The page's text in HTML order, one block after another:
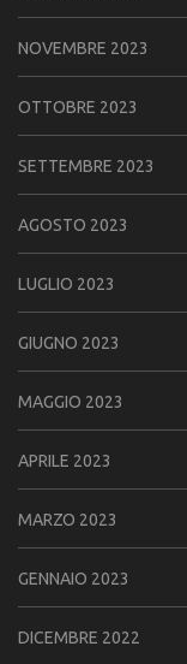
NOVEMBRE 2023
OTTOBRE 2023
SETTEMBRE 2023
AGOSTO 2023
LUGLIO 2023
GIUGNO 2023
MAGGIO 2023
APRILE 2023
MARZO 2023
GENNAIO 2023
DICEMBRE 2022